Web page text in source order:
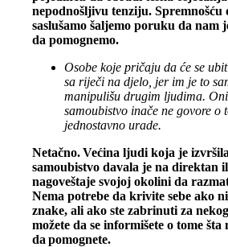
nepodnošljivu tenziju. Spremnošću
saslušamo šaljemo poruku da nam
da pomognemo.
Osobe koje pričaju da će se
sa riječi na djelo, jer im je to
manipulišu drugim ljudima.
samoubistvo inače ne govore o
jednostavno urade.
Netačno. Većina ljudi koja je
samoubistvo davala je na direktan
nagoveštaje svojoj okolini da
Nema potrebe da krivite sebe ako
znake, ali ako ste zabrinuti za
možete da se informišete o tome šta
da pomognete.